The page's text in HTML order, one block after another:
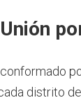
distrito